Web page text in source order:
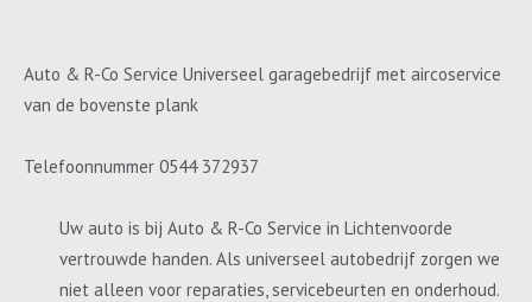
Auto & R-Co Service Universeel garagebedrijf met aircoservice
van de bovenste plank
Telefoonnummer 0544 372937
Uw auto is bij Auto & R-Co Service in Lichtenvoorde
vertrouwde handen. Als universeel autobedrijf zorgen we
niet alleen voor reparaties, servicebeurten en onderhoud.